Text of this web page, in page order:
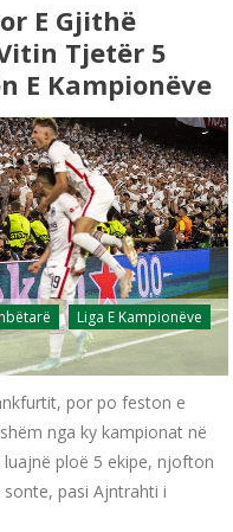
E Gjithë
Tjetër 5
E Kampionëve
Liga E Kampionëve
por po feston e
nga ky kampionat në
ploë 5 ekipe, njofton
sonte, pasi Ajntrahti i